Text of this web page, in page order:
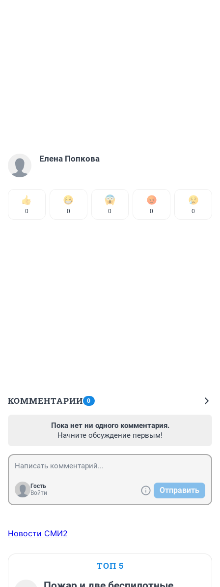
Елена Попкова
0 0 0 0 0
КОММЕНТАРИИ 0
Пока нет ни одного комментария.
Начните обсуждение первым!
Гость
Войти
Отправить
Новости СМИ2
ТОП 5